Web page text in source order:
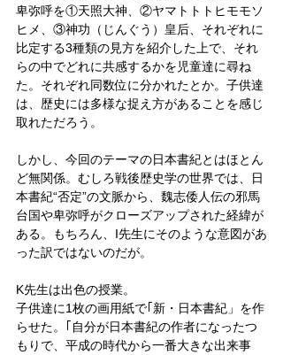
卑弥呼を①天照大神、②ヤマトトトヒモモソ
ヒメ、③神功（じんぐう）皇后、それぞれに
比定する3種類の見方を紹介した上で、それ
らの中でどれに共感するかを児童達に尋ね
た。それぞれ同数位に分かれたとか。子供達
は、歴史には多様な捉え方があることを感じ
取れただろう。
しかし、今回のテーマの日本書紀とはほとん
ど無関係。むしろ戦後歴史学の世界では、日
本書紀“否定”の文脈から、魏志倭人伝の邪馬
台国や卑弥呼がクローズアップされた経緯が
ある。もちろん、I先生にそのような意図があ
った訳ではないのだが。
K先生は出色の授業。
子供達に1枚の画用紙で｢新・日本書紀」を作
らせた。｢自分が日本書紀の作者になったつ
もりで、平成の時代から一番大きな出来事